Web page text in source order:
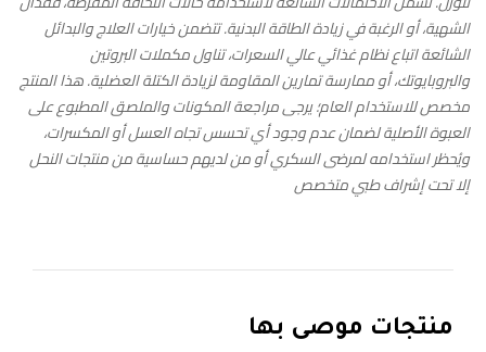
الشهية، أو الرغبة في زيادة الطاقة البدنية. تتضمن خيارات العلاج والبدائل
الشائعة اتباع نظام غذائي عالي السعرات، تناول مكملات البروتين
والبروبايوتك، أو ممارسة تمارين المقاومة لزيادة الكتلة العضلية. هذا المنتج
مخصص للاستخدام العام؛ يرجى مراجعة المكونات والملصق المطبوع على
العبوة الأصلية لضمان عدم وجود أي تحسس تجاه العسل أو المكسرات،
ويُحظر استخدامه لمرضى السكري أو من لديهم حساسية من منتجات النحل
إلا تحت إشراف طبي متخصص
منتجات موصى بها